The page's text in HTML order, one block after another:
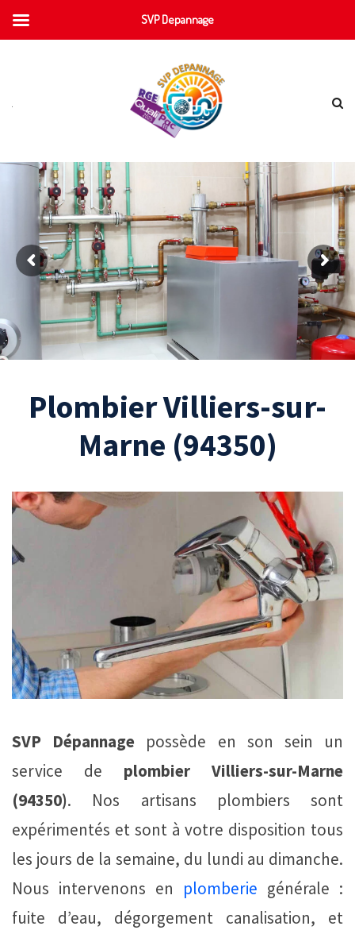
Plombier Villiers-sur-
Marne (94350)
SVP Dépannage possède en son sein un
service de plombier Villiers-sur-Marne
(94350). Nos artisans plombiers sont
expérimentés et sont à votre disposition tous
les jours de la semaine, du lundi au dimanche.
Nous intervenons en plomberie générale :
fuite d’eau, dégorgement canalisation, et
SVP Depannage